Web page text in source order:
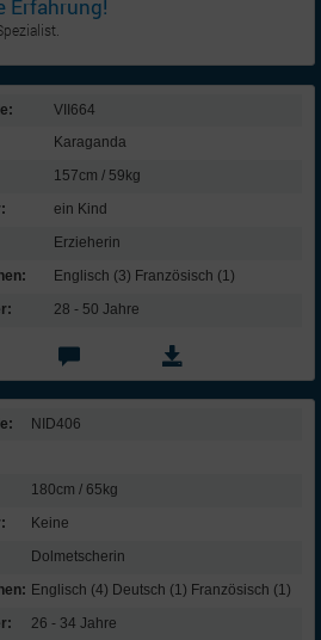
Erfahrung!
VII664
Karaganda
157cm / 59kg
ein Kind
Erzieherin
Englisch (3) Französisch (1)
28 - 50 Jahre
NID406
180cm / 65kg
Keine
Dolmetscherin
Englisch (4) Deutsch (1) Französisch (1)
26 - 34 Jahre